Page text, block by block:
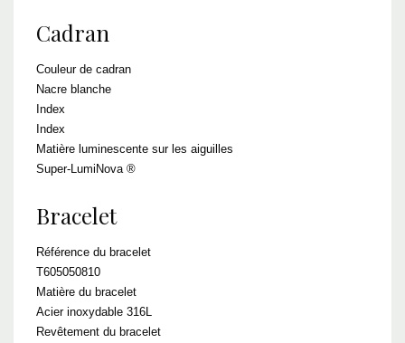
Cadran
Couleur de cadran
Nacre blanche
Index
Index
Matière luminescente sur les aiguilles
Super-LumiNova ®
Bracelet
Référence du bracelet
T605050810
Matière du bracelet
Acier inoxydable 316L
Revêtement du bracelet